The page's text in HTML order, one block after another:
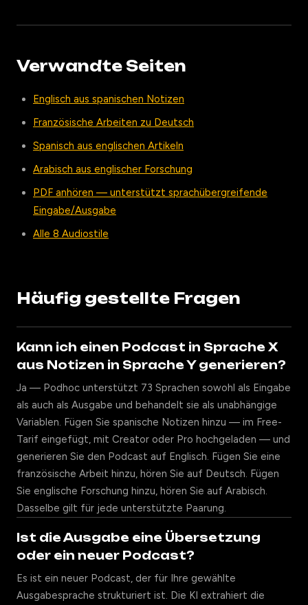
Verwandte Seiten
Englisch aus spanischen Notizen
Französische Arbeiten zu Deutsch
Spanisch aus englischen Artikeln
Arabisch aus englischer Forschung
PDF anhören — unterstützt sprachübergreifende
Eingabe/Ausgabe
Alle 8 Audiostile
Häufig gestellte Fragen
Kann ich einen Podcast in Sprache X
aus Notizen in Sprache Y generieren?
Ja — Podhoc unterstützt 73 Sprachen sowohl als Eingabe
als auch als Ausgabe und behandelt sie als unabhängige
Variablen. Fügen Sie spanische Notizen hinzu — im Free-
Tarif eingefügt, mit Creator oder Pro hochgeladen — und
generieren Sie den Podcast auf Englisch. Fügen Sie eine
französische Arbeit hinzu, hören Sie auf Deutsch. Fügen
Sie englische Forschung hinzu, hören Sie auf Arabisch.
Dasselbe gilt für jede unterstützte Paarung.
Ist die Ausgabe eine Übersetzung
oder ein neuer Podcast?
Es ist ein neuer Podcast, der für Ihre gewählte
Ausgabesprache strukturiert ist. Die KI extrahiert die